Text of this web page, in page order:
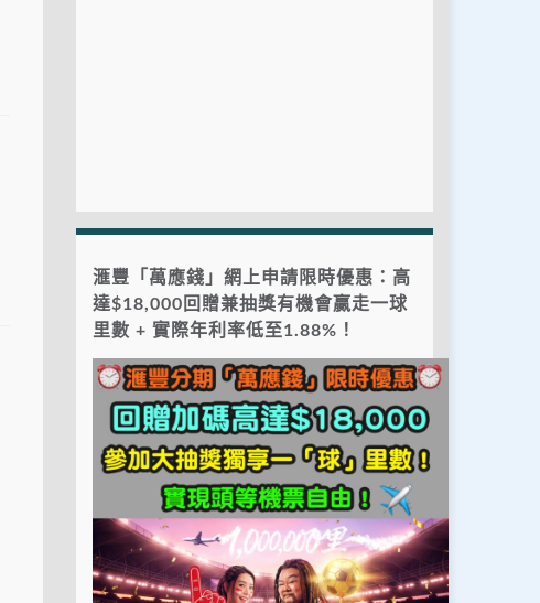
滙豐「萬應錢」網上申請限時優惠：高
達$18,000回贈兼抽獎有機會贏走一球
里數 + 實際年利率低至1.88%！